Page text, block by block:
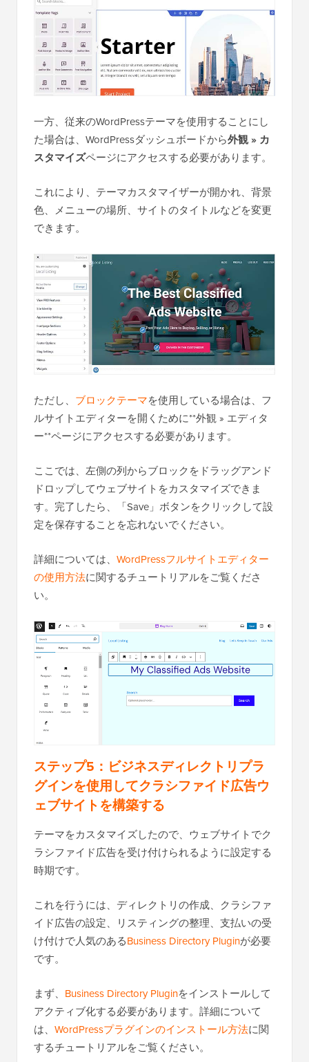
一方、従来のWordPressテーマを使用することにし
た場合は、WordPressダッシュボードから外観 » カ
スタマイズページにアクセスする必要があります。
これにより、テーマカスタマイザーが開かれ、背景
色、メニューの場所、サイトのタイトルなどを変更
できます。
ただし、 ブロックテーマを使用している場合は、フ
ルサイトエディターを開くために**外観 » エディタ
ー**ページにアクセスする必要があります。
ここでは、左側の列からブロックをドラッグアンド
ドロップしてウェブサイトをカスタマイズできま
す。完了したら、「Save」ボタンをクリックして設
定を保存することを忘れないでください。
詳細については、 WordPressフルサイトエディター
の使用方法に関するチュートリアルをご覧くださ
い。
ステップ5：ビジネスディレクトリプラ
グインを使用してクラシファイド広告ウ
ェブサイトを構築する
テーマをカスタマイズしたので、ウェブサイトでク
ラシファイド広告を受け付けられるように設定する
時期です。
これを行うには、ディレクトリの作成、クラシファ
イド広告の設定、リスティングの整理、支払いの受
け付けで人気のあるBusiness Directory Pluginが必要
です。
まず、 Business Directory Pluginをインストールして
アクティブ化する必要があります。詳細について
は、 WordPressプラグインのインストール方法に関
するチュートリアルをご覧ください。